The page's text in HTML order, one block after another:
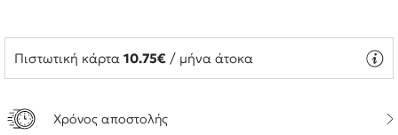
Πιστωτική κάρτα 10.75€ / μήνα άτοκα
Χρόνος αποστολής